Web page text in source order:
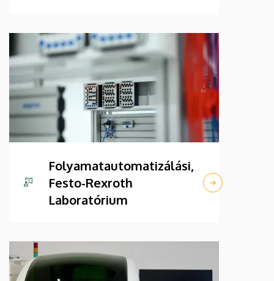
Folyamatautomatizálási,
Festo-Rexroth
Laboratórium